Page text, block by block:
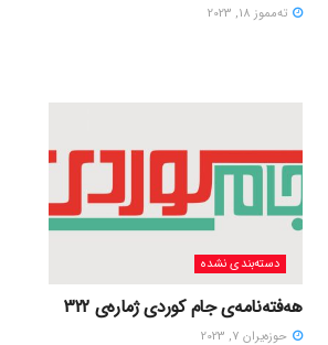
ته‌مموز 18, 2023
دسته‌بندی نشده
هەفتەنامەی جام کوردی ژمارەی 322
حوزه‌یران 7, 2023